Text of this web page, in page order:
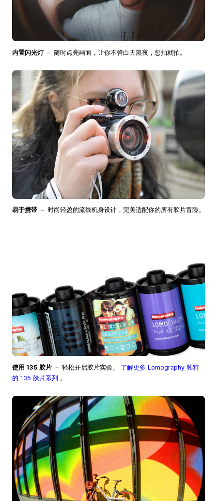
内置闪光灯 － 随时点亮画面，让你不管白天黑夜，想拍就拍。
易于携带 － 时尚轻盈的流线机身设计，完美适配你的所有胶片冒险。
使用 135 胶片 － 轻松开启胶片实验。 了解更多 Lomography 独特
的 135 胶片系列 。